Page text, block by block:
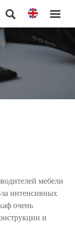
 
мебели
интенсивных
очень
и